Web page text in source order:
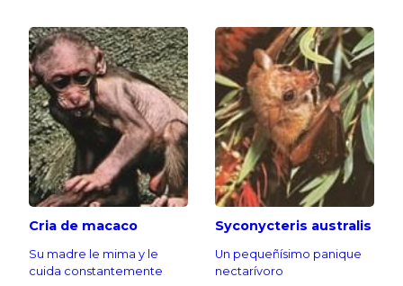
Cria de macaco
Su madre le mima y le
cuida constantemente
Syconycteris australis
Un pequeñísimo panique
nectarívoro